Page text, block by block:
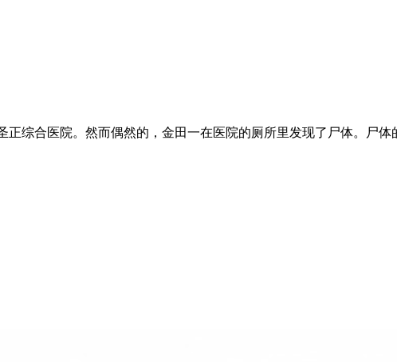
综合医院。然而偶然的，金田一在医院的厕所里发现了尸体。尸